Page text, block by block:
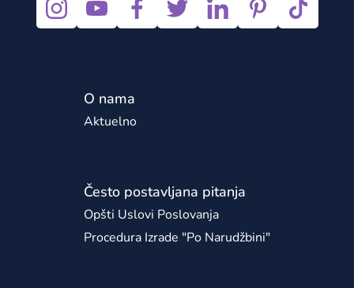
O nama
Aktuelno
Često postavljana pitanja
Opšti Uslovi Poslovanja
Procedura Izrade "po Narudžbini"